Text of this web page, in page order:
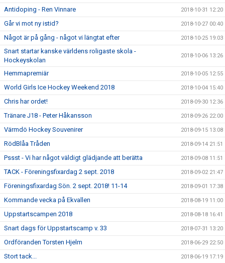
Antidoping - Ren Vinnare 2018-10-31 12:20
Går vi mot ny istid? 2018-10-27 00:40
Något är på gång - något vi längtat efter 2018-10-25 19:03
Snart startar kanske världens roligaste skola -
Hockeyskolan
2018-10-06 13:26
Hemmapremiär 2018-10-05 12:55
World Girls Ice Hockey Weekend 2018 2018-10-04 15:40
Chris har ordet! 2018-09-30 12:36
Tränare J18 - Peter Håkansson 2018-09-26 22:00
Värmdö Hockey Souvenirer 2018-09-15 13:08
RödBlåa Tråden 2018-09-14 21:51
Pssst - Vi har något väldigt glädjande att berätta 2018-09-08 11:51
TACK - Föreningsfixardag 2 sept. 2018 2018-09-02 21:47
Föreningsfixardag Sön. 2 sept. 2018! 11-14 2018-09-01 17:38
Kommande vecka på Ekvallen 2018-08-19 11:00
Uppstartscampen 2018 2018-08-18 16:41
Snart dags för Uppstartscamp v. 33 2018-07-31 13:20
Ordföranden Torsten Hjelm 2018-06-29 22:50
Stort tack... 2018-06-19 17:19